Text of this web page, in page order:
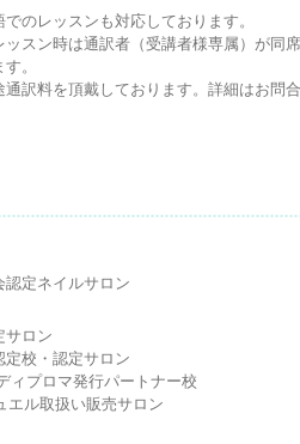
でのレッスンも対応しております。
ッスン時は通訳者（受講者様専属）が同
。
訳料を頂戴しております。詳細はお問
認定ネイルサロン
サロン
定校・認定サロン
ィプロマ発行パートナー校
エル取扱い販売サロン